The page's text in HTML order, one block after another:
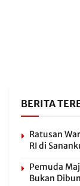
BERITA
Ratusan
RI di
Pemuda
Bukan